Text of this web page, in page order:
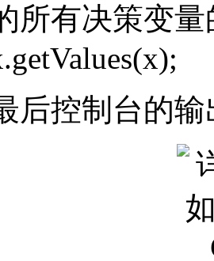
所有决策变
后控制台的